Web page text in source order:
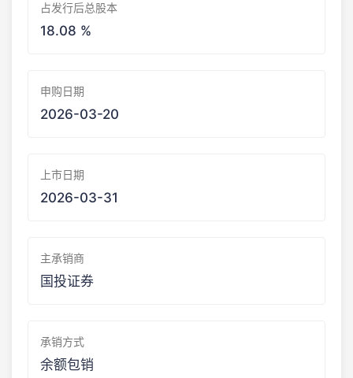
占发行后总股本
18.08 %
申购日期
2026-03-20
上市日期
2026-03-31
主承销商
国投证券
承销方式
余额包销